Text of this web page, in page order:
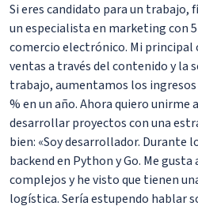
Si eres candidato para un trabajo,
un especialista en marketing con
comercio electrónico. Mi principal
ventas a través del contenido y la
trabajo, aumentamos los
% en un año. Ahora quiero unirme
desarrollar proyectos con una
bien: «Soy desarrollador. Durante
backend en Python y Go. Me
complejos y he visto que tienen
logística. Sería estupendo hablar